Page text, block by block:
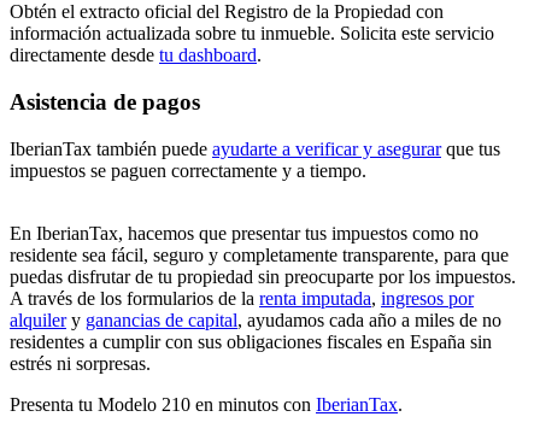
Obtén el extracto oficial del Registro de la Propiedad con
información actualizada sobre tu inmueble. Solicita este servicio
directamente desde tu dashboard.
Asistencia de pagos
IberianTax también puede ayudarte a verificar y asegurarque tus
impuestos se paguen correctamente y a tiempo.
En IberianTax, hacemos que presentar tus impuestos como no
residente sea fácil, seguro y completamente transparente, para que
puedas disfrutar de tu propiedad sin preocuparte por los impuestos.
A través de los formularios de la renta imputada, ingresos por
alquilery ganancias de capital, ayudamos cada año a miles de no
residentes a cumplir con sus obligaciones fiscales en España sin
estrés ni sorpresas.
Presenta tu Modelo 210 en minutos con IberianTax.